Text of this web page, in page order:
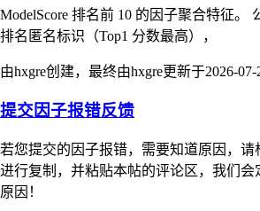
ModelScore 排名前 10 的因子聚合特征。
排名匿名标识（Top1 分数最高），
由hxgre创建，最终由hxgre更新于2026-07-
提交因子报错反馈
若您提交的因子报错，需要知道原因，请
进行复制，并粘贴本帖的评论区，我们
原因！